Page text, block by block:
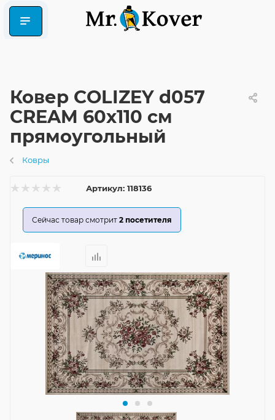
Ковер COLIZEY d057
CREAM 60x110 см
прямоугольный
Ковры
Артикул: 118136
Сейчас товар смотрит 2 посетителя